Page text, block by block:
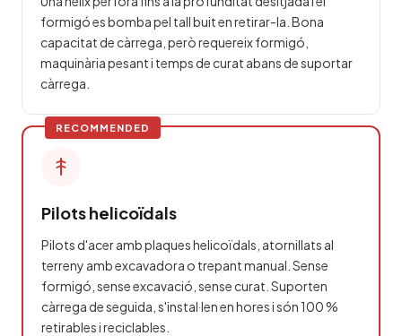
formigó es bomba pel tall buit en retirar-la. Bona
capacitat de càrrega, però requereix formigó,
maquinària pesant i temps de curat abans de suportar
càrrega.
Pilots helicoïdals
Pilots d'acer amb plaques helicoïdals, atornillats al
terreny amb excavadora o trepant manual. Sense
formigó, sense excavació, sense curat. Suporten
càrrega de seguida, s'instal·len en hores i són 100 %
retirables i reciclables.